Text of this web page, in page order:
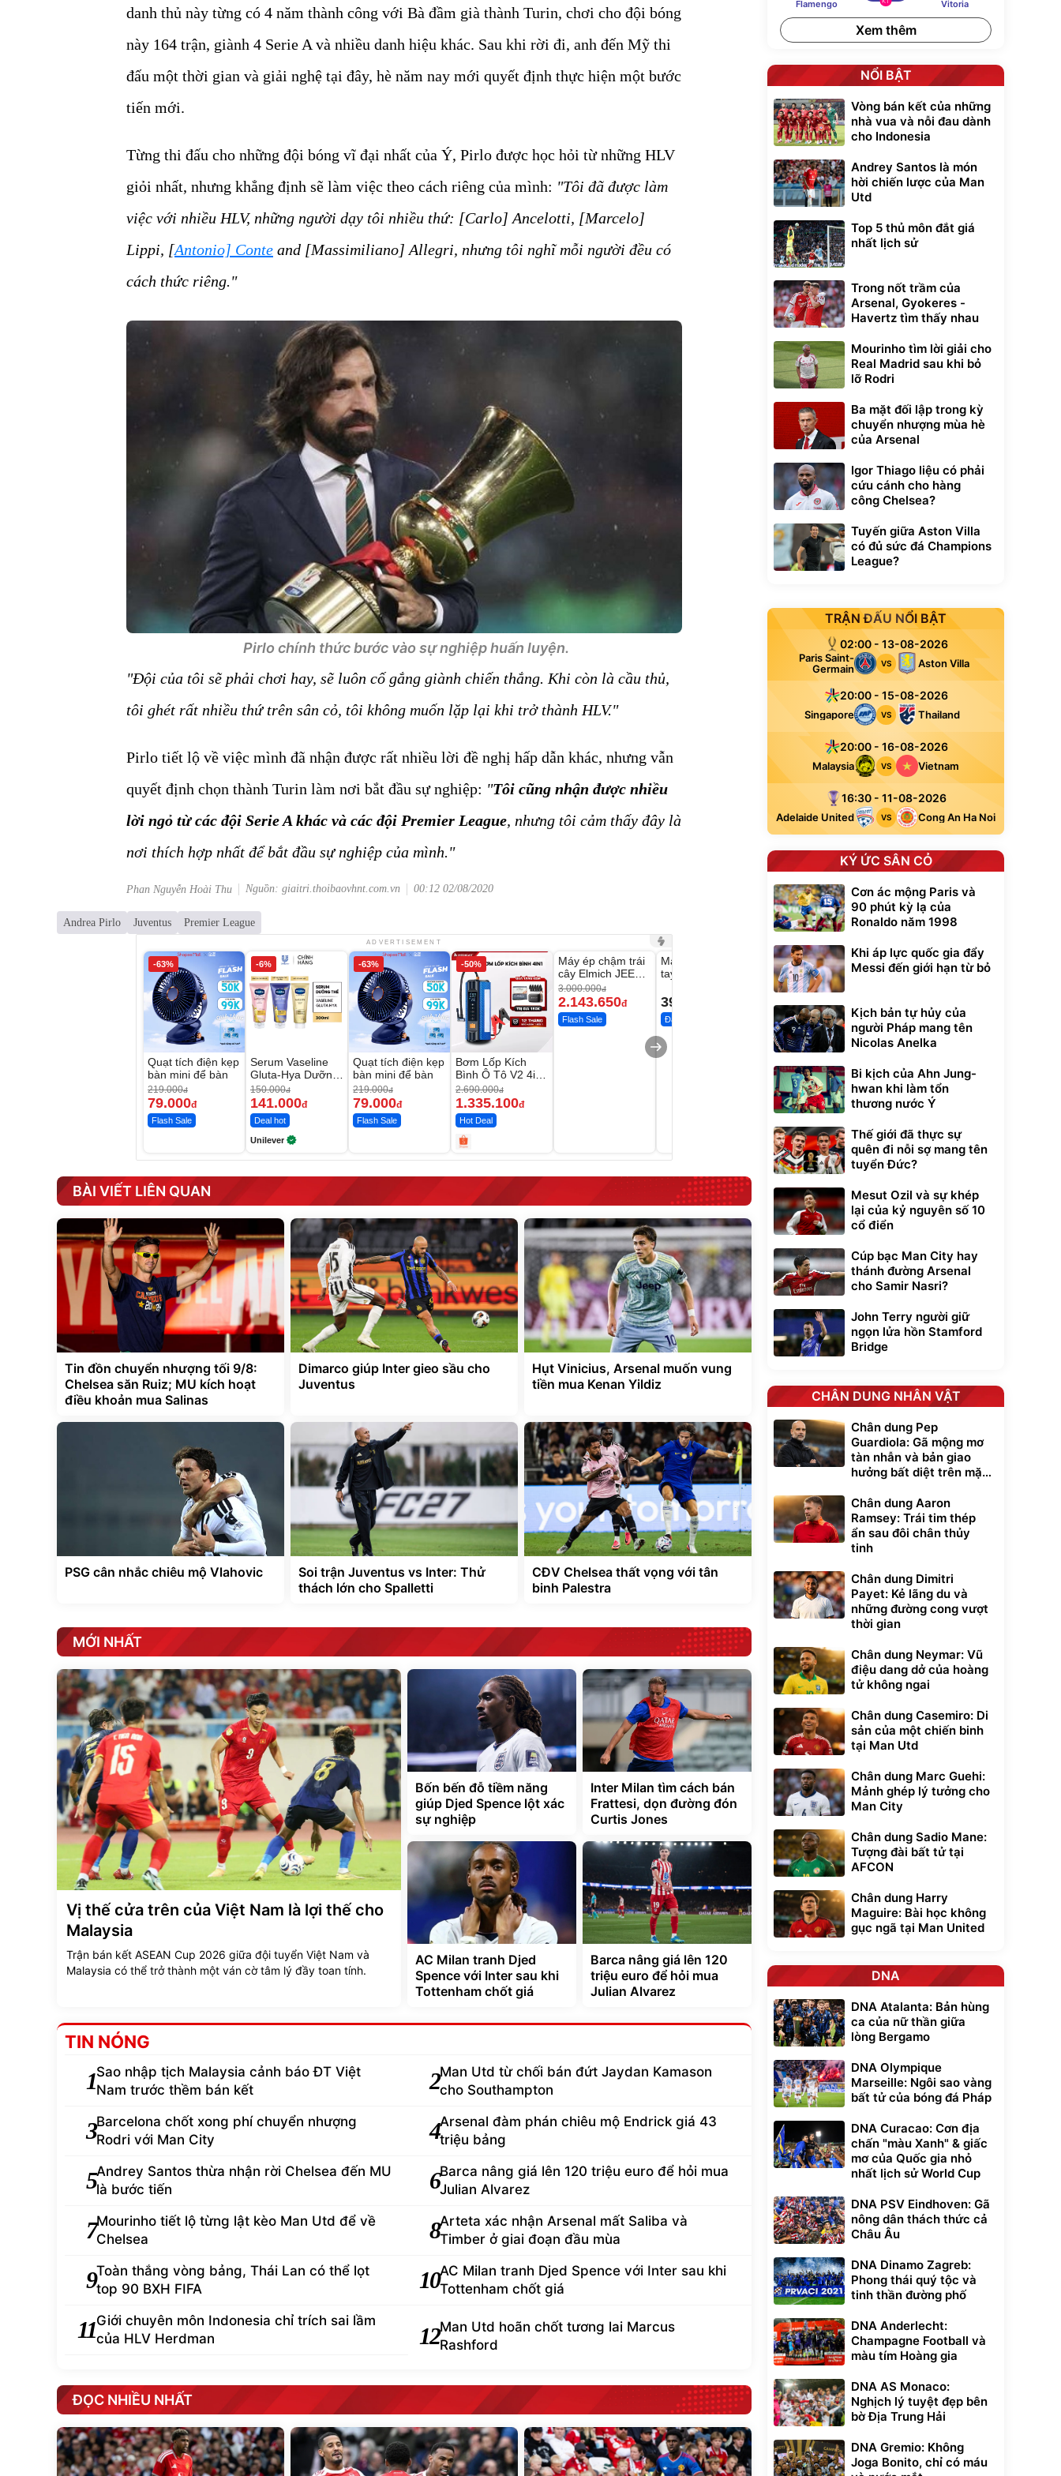
danh thủ này từng có 4 năm thành công với Bà đầm già thành Turin, chơi cho đội bóng
này 164 trận, giành 4 Serie A và nhiều danh hiệu khác. Sau khi rời đi, anh đến Mỹ thi
đấu một thời gian và giải nghệ tại đây, hè năm nay mới quyết định thực hiện một bước
tiến mới.
Từng thi đấu cho những đội bóng vĩ đại nhất của Ý, Pirlo được học hỏi từ những HLV
giỏi nhất, nhưng khẳng định sẽ làm việc theo cách riêng của mình: "Tôi đã được làm
việc với nhiều HLV, những người dạy tôi nhiều thứ: [Carlo] Ancelotti, [Marcelo]
Lippi, [Antonio] Conte and [Massimiliano] Allegri, nhưng tôi nghĩ mỗi người đều có
cách thức riêng."
Pirlo chính thức bước vào sự nghiệp huấn luyện.
"Đội của tôi sẽ phải chơi hay, sẽ luôn cố gắng giành chiến thắng. Khi còn là cầu thủ,
tôi ghét rất nhiều thứ trên sân cỏ, tôi không muốn lặp lại khi trở thành HLV."
Pirlo tiết lộ về việc mình đã nhận được rất nhiều lời đề nghị hấp dẫn khác, nhưng vẫn
quyết định chọn thành Turin làm nơi bắt đầu sự nghiệp: "Tôi cũng nhận được nhiều
lời ngỏ từ các đội Serie A khác và các đội Premier League, nhưng tôi cảm thấy đây là
nơi thích hợp nhất để bắt đầu sự nghiệp của mình."
Phan Nguyễn Hoài Thu Nguồn: giaitri.thoibaovhnt.com.vn 00:12 02/08/2020
Andrea Pirlo Juventus Premier League
ADVERTISEMENT
-63%
Quạt tích điện kẹp
bàn mini để bàn
219.000đ
79.000đ
Flash Sale
-6%
Serum Vaseline
Gluta-Hya Dưỡng
Da Sáng Mịn Sau
7 Ngày
150.000đ
141.000đ
Deal hot
Unilever
-63%
Quạt tích điện kẹp
bàn mini để bàn
219.000đ
79.000đ
Flash Sale
-50%
Bơm Lốp Kích
Bình Ô Tô V2 4in1
MEDICAR –
12.000mAh
2.690.000đ
1.335.100đ
Hot Deal
-28%
Máy ép chậm trái
cây Elmich JEE
1855OL
3.000.000đ
2.143.650đ
Flash Sale
Máy rửa xe cầm
tay xịt rửa cao áp
399.000
Đã bán nhiều
cao cấp, tráng
nhôm 03 lớp
392.000đ
325.000đ
lực G-Force C14
gấp gọn bỏ cốp
tiện lợi
9.900.000 đ
7.092.000đ
G-FORCE VIETNA
BÀI VIẾT LIÊN QUAN
Tin đồn chuyển nhượng tối 9/8:
Chelsea săn Ruiz; MU kích hoạt
điều khoản mua Salinas
Dimarco giúp Inter gieo sầu cho
Juventus
Hụt Vinicius, Arsenal muốn vung
tiền mua Kenan Yildiz
PSG cân nhắc chiêu mộ Vlahovic
Soi trận Juventus vs Inter: Thử
thách lớn cho Spalletti
CĐV Chelsea thất vọng với tân
binh Palestra
MỚI NHẤT
Vị thế cửa trên của Việt Nam là lợi thế cho
Malaysia
Trận bán kết ASEAN Cup 2026 giữa đội tuyển Việt Nam và
Malaysia có thể trở thành một ván cờ tâm lý đầy toan tính.
Bốn bến đỗ tiềm năng
giúp Djed Spence lột xác
sự nghiệp
Inter Milan tìm cách bán
Frattesi, dọn đường đón
Curtis Jones
AC Milan tranh Djed
Spence với Inter sau khi
Tottenham chốt giá
Barca nâng giá lên 120
triệu euro để hỏi mua
Julian Alvarez
TIN NÓNG
1Sao nhập tịch Malaysia cảnh báo ĐT Việt
Nam trước thềm bán kết
2Man Utd từ chối bán đứt Jaydan Kamason
cho Southampton
3Barcelona chốt xong phí chuyển nhượng
Rodri với Man City
4Arsenal đàm phán chiêu mộ Endrick giá 43
triệu bảng
5Andrey Santos thừa nhận rời Chelsea đến MU
là bước tiến
6Barca nâng giá lên 120 triệu euro để hỏi mua
Julian Alvarez
7Mourinho tiết lộ từng lật kèo Man Utd để về
Chelsea
8Arteta xác nhận Arsenal mất Saliba và
Timber ở giai đoạn đầu mùa
9Toàn thắng vòng bảng, Thái Lan có thể lọt
top 90 BXH FIFA
10AC Milan tranh Djed Spence với Inter sau khi
Tottenham chốt giá
11Giới chuyên môn Indonesia chỉ trích sai lầm
của HLV Herdman
12Man Utd hoãn chốt tương lai Marcus
Rashford
ĐỌC NHIỀU NHẤT
Flamengo Vitoria
Xem thêm
NỔI BẬT
Vòng bán kết của những
nhà vua và nỗi đau dành
cho Indonesia
Andrey Santos là món
hời chiến lược của Man
Utd
Top 5 thủ môn đắt giá
nhất lịch sử
Trong nốt trầm của
Arsenal, Gyokeres -
Havertz tìm thấy nhau
Mourinho tìm lời giải cho
Real Madrid sau khi bỏ
lỡ Rodri
Ba mặt đối lập trong kỳ
chuyển nhượng mùa hè
của Arsenal
Igor Thiago liệu có phải
cứu cánh cho hàng
công Chelsea?
Tuyến giữa Aston Villa
có đủ sức đá Champions
League?
TRẬN ĐẤU NỔI BẬT
02:00 - 13-08-2026
Paris Saint-
Germain
VS Aston Villa
20:00 - 15-08-2026
Singapore VS Thailand
20:00 - 16-08-2026
Malaysia VS Vietnam
16:30 - 11-08-2026
Adelaide United VS Cong An Ha Noi
KÝ ỨC SÂN CỎ
Cơn ác mộng Paris và
90 phút kỳ lạ của
Ronaldo năm 1998
Khi áp lực quốc gia đẩy
Messi đến giới hạn từ bỏ
Kịch bản tự hủy của
người Pháp mang tên
Nicolas Anelka
Bi kịch của Ahn Jung-
hwan khi làm tổn
thương nước Ý
Thế giới đã thực sự
quên đi nỗi sợ mang tên
tuyển Đức?
Mesut Ozil và sự khép
lại của kỷ nguyên số 10
cổ điển
Cúp bạc Man City hay
thánh đường Arsenal
cho Samir Nasri?
John Terry người giữ
ngọn lửa hồn Stamford
Bridge
CHÂN DUNG NHÂN VẬT
Chân dung Pep
Guardiola: Gã mộng mơ
tàn nhẫn và bản giao
hưởng bất diệt trên mặt
Chân dung Aaron
Ramsey: Trái tim thép
ẩn sau đôi chân thủy
tinh
Chân dung Dimitri
Payet: Kẻ lãng du và
những đường cong vượt
thời gian
Chân dung Neymar: Vũ
điệu dang dở của hoàng
tử không ngai
Chân dung Casemiro: Di
sản của một chiến binh
tại Man Utd
Chân dung Marc Guehi:
Mảnh ghép lý tưởng cho
Man City
Chân dung Sadio Mane:
Tượng đài bất tử tại
AFCON
Chân dung Harry
Maguire: Bài học không
gục ngã tại Man United
DNA
DNA Atalanta: Bản hùng
ca của nữ thần giữa
lòng Bergamo
DNA Olympique
Marseille: Ngôi sao vàng
bất tử của bóng đá Pháp
DNA Curacao: Cơn địa
chấn "màu Xanh" & giấc
mơ của Quốc gia nhỏ
nhất lịch sử World Cup
DNA PSV Eindhoven: Gã
nông dân thách thức cả
Châu Âu
DNA Dinamo Zagreb:
Phong thái quý tộc và
tinh thần đường phố
DNA Anderlecht:
Champagne Football và
màu tím Hoàng gia
DNA AS Monaco:
Nghịch lý tuyệt đẹp bên
bờ Địa Trung Hải
DNA Gremio: Không
Joga Bonito, chỉ có máu